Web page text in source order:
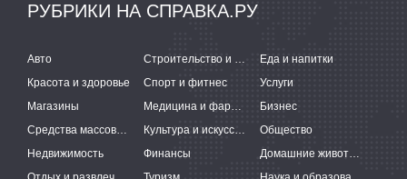
РУБРИКИ НА СПРАВКА.РУ
Авто Строительство и ремонт
Еда и напитки
Красота и здоровье
Спорт и фитнес
Услуги
Магазины
Медицина и фармацевтика
Бизнес
Средства массовой информации
Культура и искусство
Общество
Недвижимость
Финансы
Домашние животные